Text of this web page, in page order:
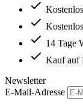
14 Tage
Kauf auf
Newsletter
E-Mail-Adresse